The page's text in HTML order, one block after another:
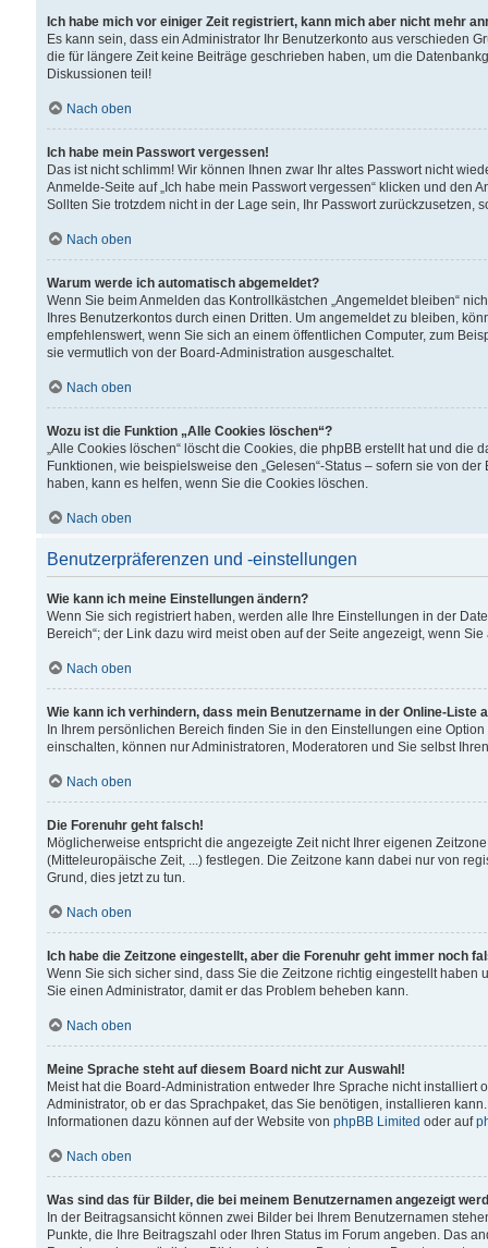
Ich habe mich vor einiger Zeit registriert, kann mich aber nicht mehr
Es kann sein, dass ein Administrator Ihr Benutzerkonto aus verschieden
die für längere Zeit keine Beiträge geschrieben haben, um die
Diskussionen teil!
Nach oben
Ich habe mein Passwort vergessen!
Das ist nicht schlimm! Wir können Ihnen zwar Ihr altes Passwort nicht
Anmelde-Seite auf „Ich habe mein Passwort vergessen“ klicken und
Sollten Sie trotzdem nicht in der Lage sein, Ihr Passwort zurückzusetzen,
Nach oben
Warum werde ich automatisch abgemeldet?
Wenn Sie beim Anmelden das Kontrollkästchen „Angemeldet bleiben“
Ihres Benutzerkontos durch einen Dritten. Um angemeldet zu bleiben,
empfehlenswert, wenn Sie sich an einem öffentlichen Computer, zum
sie vermutlich von der Board-Administration ausgeschaltet.
Nach oben
Wozu ist die Funktion „Alle Cookies löschen“?
„Alle Cookies löschen“ löscht die Cookies, die phpBB erstellt hat und
Funktionen, wie beispielsweise den „Gelesen“-Status – sofern sie von
haben, kann es helfen, wenn Sie die Cookies löschen.
Nach oben
Benutzerpräferenzen und -einstellungen
Wie kann ich meine Einstellungen ändern?
Wenn Sie sich registriert haben, werden alle Ihre Einstellungen in der
Bereich“; der Link dazu wird meist oben auf der Seite angezeigt, wenn
Nach oben
Wie kann ich verhindern, dass mein Benutzername in der Online-Liste
In Ihrem persönlichen Bereich finden Sie in den Einstellungen eine
einschalten, können nur Administratoren, Moderatoren und Sie selbst
Nach oben
Die Forenuhr geht falsch!
Möglicherweise entspricht die angezeigte Zeit nicht Ihrer eigenen
(Mitteleuropäische Zeit, ...) festlegen. Die Zeitzone kann dabei nur von
Grund, dies jetzt zu tun.
Nach oben
Ich habe die Zeitzone eingestellt, aber die Forenuhr geht immer noch
Wenn Sie sich sicher sind, dass Sie die Zeitzone richtig eingestellt
Sie einen Administrator, damit er das Problem beheben kann.
Nach oben
Meine Sprache steht auf diesem Board nicht zur Auswahl!
Meist hat die Board-Administration entweder Ihre Sprache nicht
Administrator, ob er das Sprachpaket, das Sie benötigen, installieren
Informationen dazu können auf der Website von phpBB Limited oder auf
Nach oben
Was sind das für Bilder, die bei meinem Benutzernamen angezeigt
In der Beitragsansicht können zwei Bilder bei Ihrem Benutzernamen
Punkte, die Ihre Beitragszahl oder Ihren Status im Forum angeben. Das